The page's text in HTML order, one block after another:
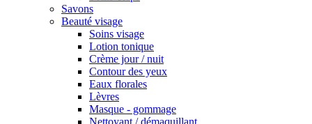
Savons
Beauté visage
Soins visage
Lotion tonique
Crème jour / nuit
Contour des yeux
Eaux florales
Lèvres
Masque - gommage